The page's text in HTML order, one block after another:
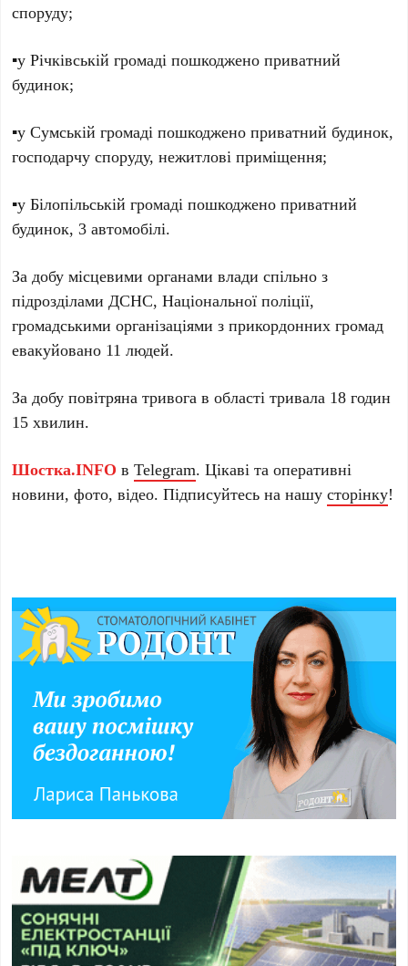
споруду;
▪️у Річківській громаді пошкоджено приватний
будинок;
▪️у Сумській громаді пошкоджено приватний будинок,
господарчу споруду, нежитлові приміщення;
▪️у Білопільській громаді пошкоджено приватний
будинок, 3 автомобілі.
За добу місцевими органами влади спільно з
підрозділами ДСНС, Національної поліції,
громадськими організаціями з прикордонних громад
евакуйовано 11 людей.
За добу повітряна тривога в області тривала 18 годин
15 хвилин.
Шостка.INFO вTelegram. Цікаві та оперативні
новини, фото, відео. Підписуйтесь на нашусторінку!